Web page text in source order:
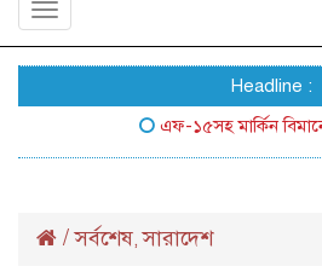
Toggle
Headline :
এফ-১৫সহ মার্কিন বিমানের
/সর্বশেষ,সারাদেশ